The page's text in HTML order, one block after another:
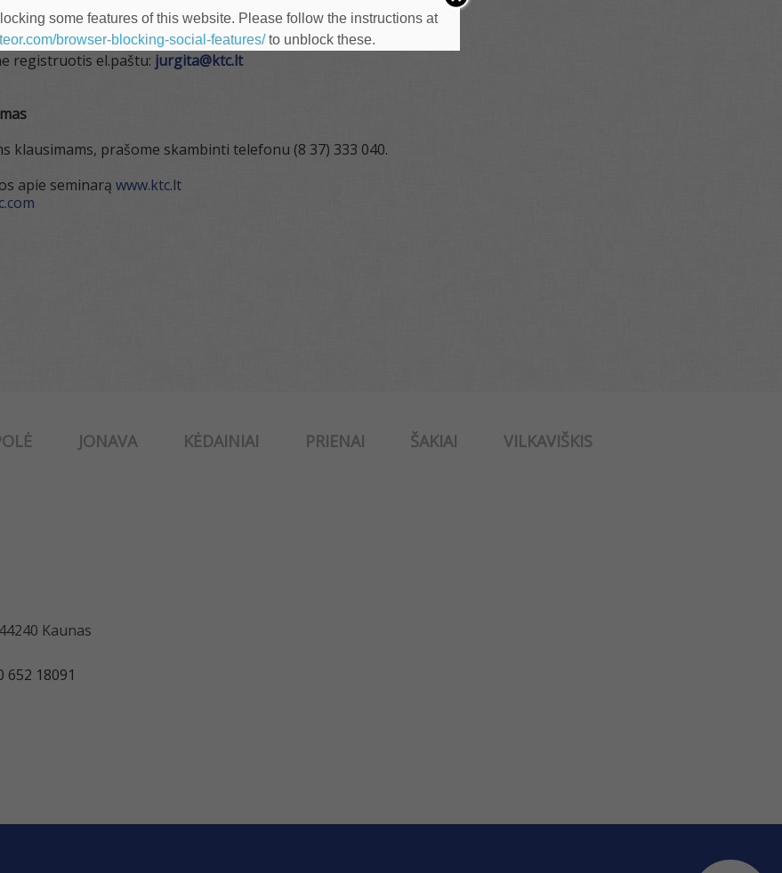
kalba. Renginio trukmė 2-3 val.
registruotis el.paštu: jurgita@ktc.lt
klausimams, prašome skambinti telefonu (8 37) 333 040.
apie seminarą www.ktc.lt
JONAVA KĖDAINIAI PRIENAI ŠAKIAI
VILKAVIŠKIS
Kaunas
652 18091
some features of this website. Please follow the instructions at
browser-blocking-social-features/to unblock these.